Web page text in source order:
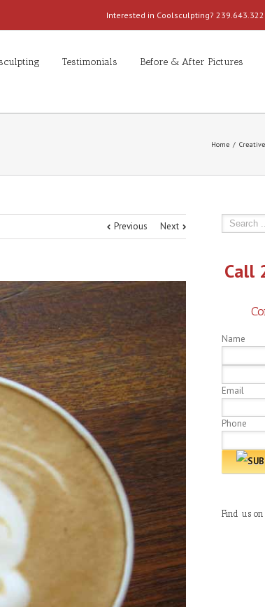
Interested in Coolsculpting?
Testimonials Before & After Pictures
Home Creative
Previous Next
Call
Name
Email
Phone
Find us on